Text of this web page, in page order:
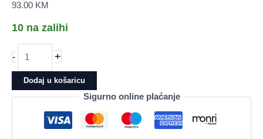
93.00 KM
10 na zalihi
-
Smart
Body
scales
+
Dodaj u košaricu
Sigurno online plaćanje